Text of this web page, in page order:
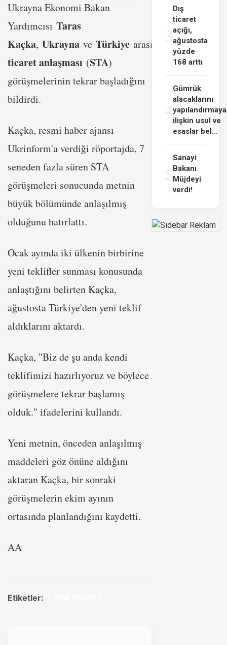
Ukrayna Ekonomi Bakan
Yardımcısı Taras
Kaçka, Ukrayna ve Türkiye arasında
serbest
ticaret anlaşması (STA)
görüşmelerinin tekrar başladığını
bildirdi.
Kaçka, resmi haber ajansı
Ukrinform'a verdiği röportajda, 7
seneden fazla süren STA
görüşmeleri sonucunda metnin
büyük bölümünde anlaşılmış
olduğunu hatırlattı.
Ocak ayında iki ülkenin birbirine
yeni teklifler sunması konusunda
anlaştığını belirten Kaçka,
ağustosta Türkiye'den yeni teklif
aldıklarını aktardı.
Kaçka, "Biz de şu anda kendi
teklifimizi hazırlıyoruz ve böylece
görüşmelere tekrar başlamış
olduk." ifadelerini kullandı.
Yeni metnin, önceden anlaşılmış
maddeleri göz önüne aldığını
aktaran Kaçka, bir sonraki
görüşmelerin ekim ayının
ortasında planlandığını kaydetti.
AA
Etiketler:
3
Dış
ticaret
açığı,
ağustosta
yüzde
168 arttı
4
Gümrük
alacaklarını
yapılandırmaya
ilişkin usul ve
esaslar bel...
Sanayi
Bakanı
Müjdeyi
verdi!